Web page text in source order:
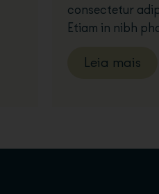
consectetur
Etiam in nibh
Leia mais